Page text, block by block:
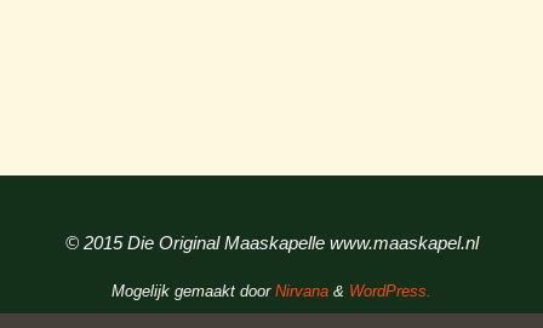
© 2015 Die Original Maaskapelle www.maaskapel.nl
Mogelijk gemaakt door Nirvana & WordPress.